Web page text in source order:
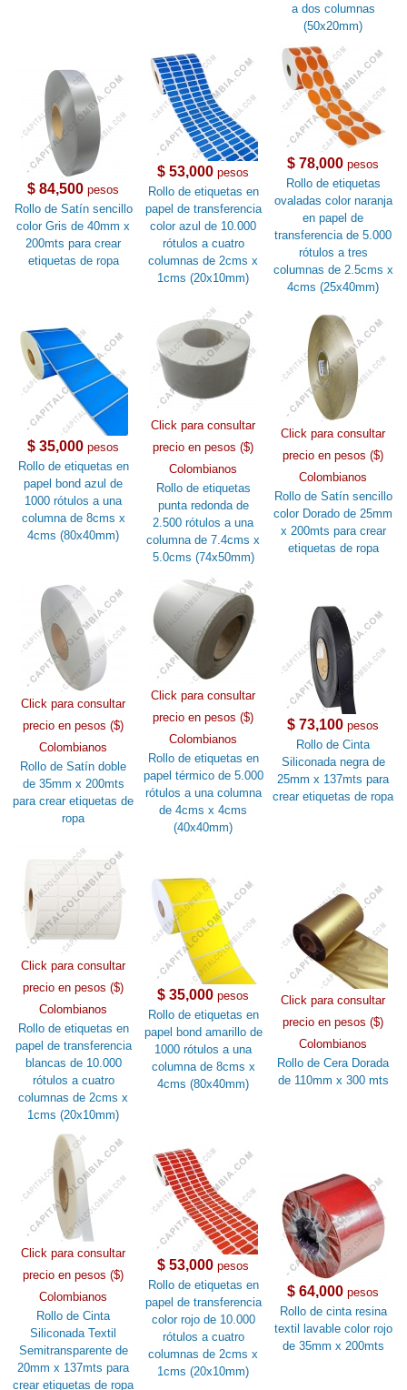
a dos columnas
(50x20mm)
$ 84,500 pesos
Rollo de Satín sencillo
color Gris de 40mm x
200mts para crear
etiquetas de ropa
$ 53,000 pesos
Rollo de etiquetas en
papel de transferencia
color azul de 10.000
rótulos a cuatro
columnas de 2cms x
1cms (20x10mm)
$ 78,000 pesos
Rollo de etiquetas
ovaladas color naranja
en papel de
transferencia de 5.000
rótulos a tres
columnas de 2.5cms x
4cms (25x40mm)
$ 35,000 pesos
Rollo de etiquetas en
papel bond azul de
1000 rótulos a una
columna de 8cms x
4cms (80x40mm)
Click para consultar
precio en pesos ($)
Colombianos
Rollo de etiquetas
punta redonda de
2.500 rótulos a una
columna de 7.4cms x
5.0cms (74x50mm)
Click para consultar
precio en pesos ($)
Colombianos
Rollo de Satín sencillo
color Dorado de 25mm
x 200mts para crear
etiquetas de ropa
Click para consultar
precio en pesos ($)
Colombianos
Rollo de Satín doble
de 35mm x 200mts
para crear etiquetas de
ropa
Click para consultar
precio en pesos ($)
Colombianos
Rollo de etiquetas en
papel térmico de 5.000
rótulos a una columna
de 4cms x 4cms
(40x40mm)
$ 73,100 pesos
Rollo de Cinta
Siliconada negra de
25mm x 137mts para
crear etiquetas de ropa
Click para consultar
precio en pesos ($)
Colombianos
Rollo de etiquetas en
papel de transferencia
blancas de 10.000
rótulos a cuatro
columnas de 2cms x
1cms (20x10mm)
$ 35,000 pesos
Rollo de etiquetas en
papel bond amarillo de
1000 rótulos a una
columna de 8cms x
4cms (80x40mm)
Click para consultar
precio en pesos ($)
Colombianos
Rollo de Cera Dorada
de 110mm x 300 mts
Click para consultar
precio en pesos ($)
Colombianos
Rollo de Cinta
Siliconada Textil
Semitransparente de
20mm x 137mts para
crear etiquetas de ropa
$ 53,000 pesos
Rollo de etiquetas en
papel de transferencia
color rojo de 10.000
rótulos a cuatro
columnas de 2cms x
1cms (20x10mm)
$ 64,000 pesos
Rollo de cinta resina
textil lavable color rojo
de 35mm x 200mts